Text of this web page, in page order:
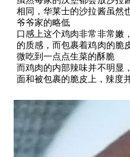
相同，华莱士的沙拉酱虽然
爷爷家的略低
口感上这个鸡肉非常非常嫩
的质感，而包裹着鸡肉的脆
微吃到一点点生菜的酥脆
而鸡肉的内部辣味并不明显
面和被包裹的脆皮上，辣度